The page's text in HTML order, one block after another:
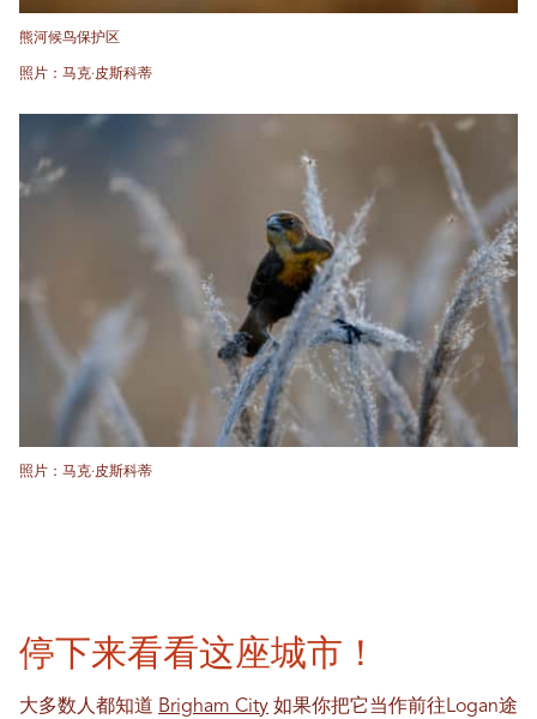
熊河候鸟保护区
照片：马克·皮斯科蒂
照片：马克·皮斯科蒂
停下来看看这座城市！
大多数人都知道 Brigham City 如果你把它当作前往Logan途